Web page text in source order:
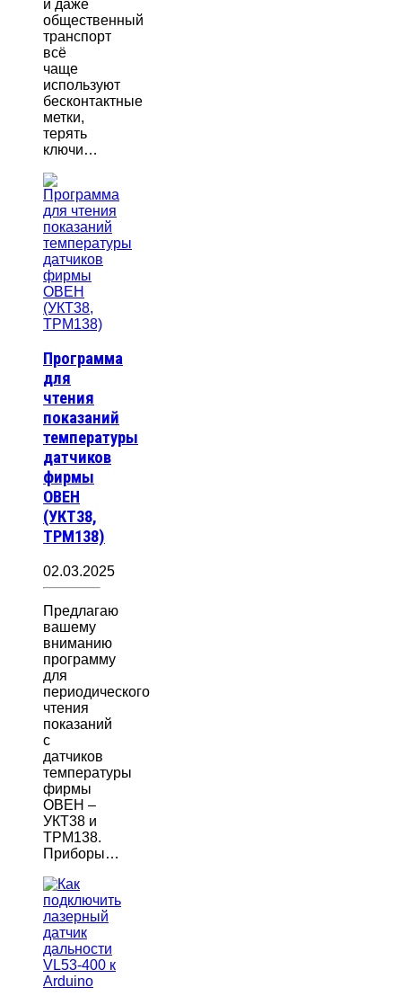
и даже
общественный
транспорт
всё
чаще
используют
бесконтактные
метки,
терять
ключи…
Программа
для
чтения
показаний
температуры
датчиков
фирмы
ОВЕН
(УКТ38,
ТРМ138)
02.03.2025
Предлагаю
вашему
вниманию
программу
для
периодического
чтения
показаний
с
датчиков
температуры
фирмы
ОВЕН –
УКТ38 и
ТРМ138.
Приборы…